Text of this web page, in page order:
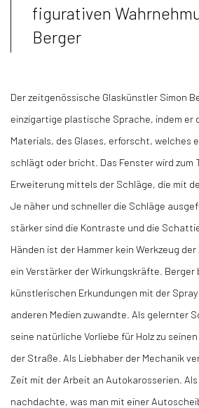
figurativen
Berger
Der zeitgenössische Glaskünstler Simon
einzigartige plastische Sprache, indem er
Materials, des Glases, erforscht, welches
schlägt oder bricht. Das Fenster wird zum
Erweiterung mittels der Schläge, die mit
Je näher und schneller die Schläge
stärker sind die Kontraste und die
Händen ist der Hammer kein Werkzeug
ein Verstärker der Wirkungskräfte. Berger
künstlerischen Erkundungen mit der
anderen Medien zuwandte. Als gelernter
seine natürliche Vorliebe für Holz zu
der Straße. Als Liebhaber der Mechanik
Zeit mit der Arbeit an Autokarosserien.
nachdachte, was man mit einer